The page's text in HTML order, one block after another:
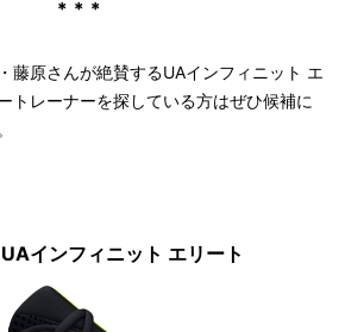
＊＊＊
藤原さんが絶賛するUAインフィニット エ
トレーナーを探している方はぜひ候補に
インフィニット エリート